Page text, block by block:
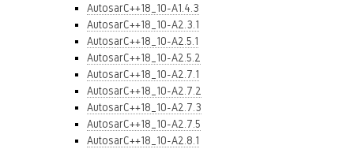
AutosarC++18_10-A1.4.3
AutosarC++18_10-A2.3.1
AutosarC++18_10-A2.5.1
AutosarC++18_10-A2.5.2
AutosarC++18_10-A2.7.1
AutosarC++18_10-A2.7.2
AutosarC++18_10-A2.7.3
AutosarC++18_10-A2.7.5
AutosarC++18_10-A2.8.1